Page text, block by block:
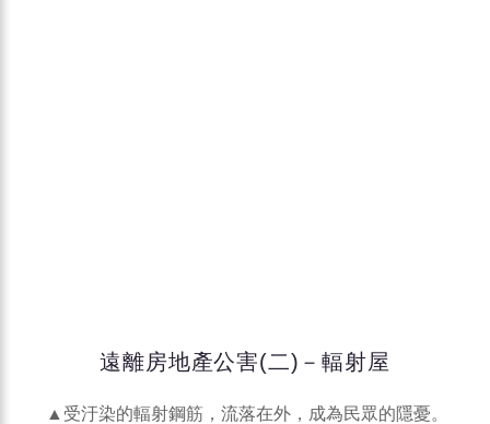
遠離房地產公害(二)－輻射屋
▲受汙染的輻射鋼筋，流落在外，成為民眾的隱憂。